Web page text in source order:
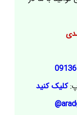
کلیک کنید